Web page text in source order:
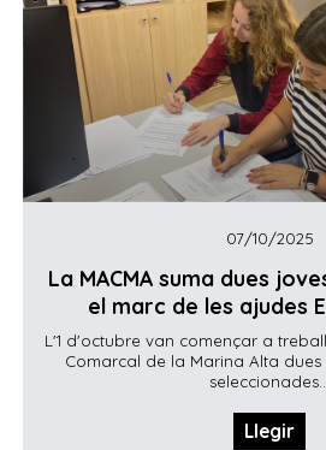
07/10/2025
La MACMA suma dues
el marc de les ajudes
L'1 d'octubre van començar a
Comarcal de la Marina Alta
seleccionades...
Llegir